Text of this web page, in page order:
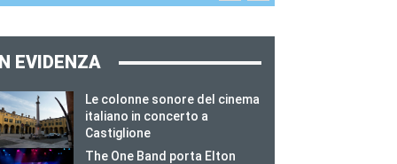
EVIDENZA
Le colonne sonore del cinema
italiano in concerto a
Castiglione
The One Band porta Elton